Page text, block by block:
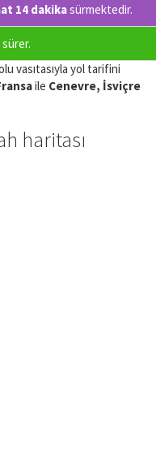
14 dakikasürmektedir.
sürer.
vasıtasıyla yol tarifini
ile Cenevre, İsviçre
haritası